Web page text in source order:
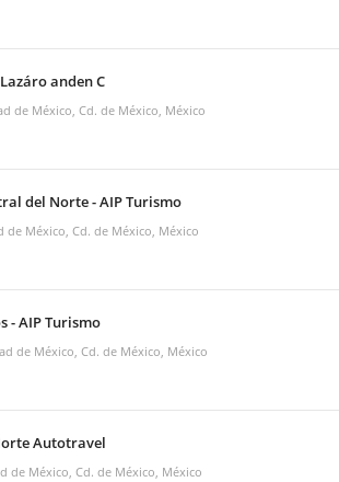
anden C
de México, Cd. de México, México
del Norte - AIP Turismo
de México, Cd. de México, México
- AIP Turismo
de México, Cd. de México, México
Autotravel
de México, Cd. de México, México